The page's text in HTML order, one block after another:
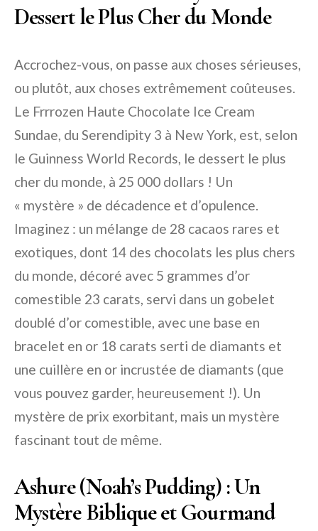
Dessert le Plus Cher du Monde
Accrochez-vous, on passe aux choses sérieuses,
ou plutôt, aux choses extrêmement coûteuses.
Le Frrrozen Haute Chocolate Ice Cream
Sundae, du Serendipity 3 à New York, est, selon
le Guinness World Records, le dessert le plus
cher du monde, à 25 000 dollars ! Un
« mystère » de décadence et d’opulence.
Imaginez : un mélange de 28 cacaos rares et
exotiques, dont 14 des chocolats les plus chers
du monde, décoré avec 5 grammes d’or
comestible 23 carats, servi dans un gobelet
doublé d’or comestible, avec une base en
bracelet en or 18 carats serti de diamants et
une cuillère en or incrustée de diamants (que
vous pouvez garder, heureusement !). Un
mystère de prix exorbitant, mais un mystère
fascinant tout de même.
Ashure (Noah’s Pudding) : Un
Mystère Biblique et Gourmand